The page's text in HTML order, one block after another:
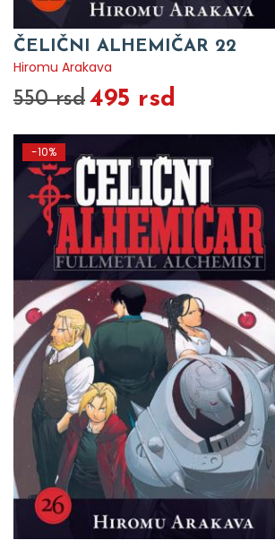
ČELIČNI ALHEMIČAR 22
Hiromu Arakava
550 rsd 495 rsd
-10%